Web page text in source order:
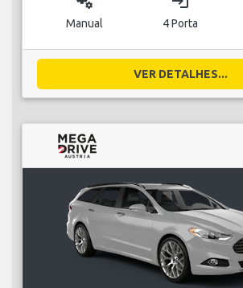
Manual 4 Porta
VER DETALHES...